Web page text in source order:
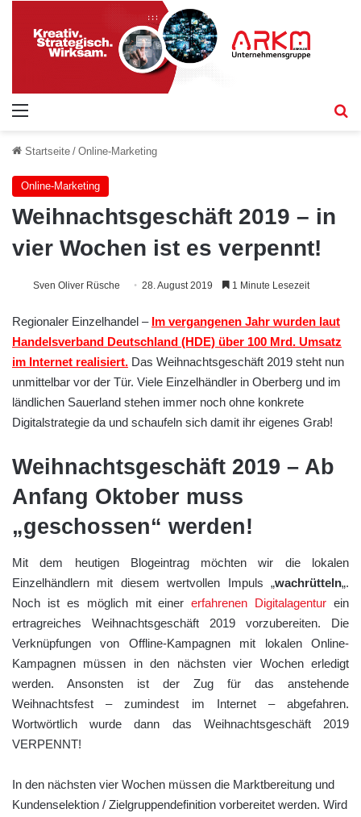
Startseite / Online-Marketing
Online-Marketing
Weihnachtsgeschäft 2019 – in
vier Wochen ist es verpennt!
Sven Oliver Rüsche 28. August 2019 1 Minute Lesezeit
Regionaler Einzelhandel – Im vergangenen Jahr wurden laut
Handelsverband Deutschland (HDE) über 100 Mrd. Umsatz
im Internet realisiert. Das Weihnachtsgeschäft 2019 steht nun
unmittelbar vor der Tür. Viele Einzelhändler in Oberberg und im
ländlichen Sauerland stehen immer noch ohne konkrete
Digitalstrategie da und schaufeln sich damit ihr eigenes Grab!
Weihnachtsgeschäft 2019 – Ab
Anfang Oktober muss
„geschossen“ werden!
Mit dem heutigen Blogeintrag möchten wir die lokalen
Einzelhändlern mit diesem wertvollen Impuls „wachrütteln„.
Noch ist es möglich mit einererfahrenen Digitalagentur ein
ertragreiches Weihnachtsgeschäft 2019 vorzubereiten. Die
Verknüpfungen von Offline-Kampagnen mit lokalen Online-
Kampagnen müssen in den nächsten vier Wochen erledigt
werden. Ansonsten ist der Zug für das anstehende
Weihnachtsfest – zumindest im Internet – abgefahren.
Wortwörtlich wurde dann das Weihnachtsgeschäft 2019
VERPENNT!
In den nächsten vier Wochen müssen die Marktbereitung und
Kundenselektion / Zielgruppendefinition vorbereitet werden. Wird